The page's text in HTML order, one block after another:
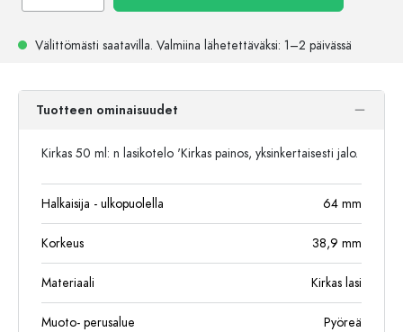
Välittömästi saatavilla. Valmiina lähetettäväksi: 1–2 päivässä
Tuotteen ominaisuudet
Kirkas 50 ml: n lasikotelo 'Kirkas painos, yksinkertaisesti jalo.
Halkaisija - ulkopuolella 64 mm
Korkeus 38,9 mm
Materiaali Kirkas lasi
Muoto- perusalue Pyöreä